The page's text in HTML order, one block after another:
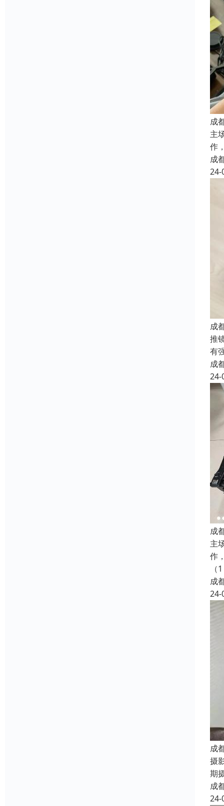
成
主
作
成
24-
成
推
有
成
24-
成
主
作
（1
成
24-
成
摄
期
成
24-